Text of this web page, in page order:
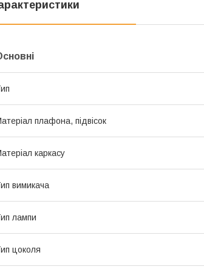
плафона, підвісок
каркасу
вимикача
лампи
цоколя